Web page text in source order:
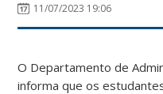
11/07/2023 19:06
O Departamento de
informa que os